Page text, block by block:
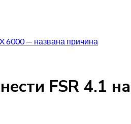
6000 — названа причина
FSR 4.1